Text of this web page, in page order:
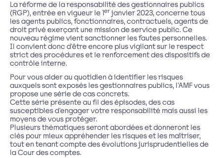
La réforme de la responsabilité des gestionnaires publics
(RGP), entrée en vigueur le 1er janvier 2023, concerne tous
les agents publics, fonctionnaires, contractuels, agents de
droit privé exerçant une mission de service public. Ce
nouveau régime vient sanctionner les fautes personnelles.
Il convient donc d’être encore plus vigilant sur le respect
strict des procédures et le renforcement des dispositifs de
contrôle interne.
Pour vous aider au quotidien à identifier les risques
auxquels sont exposés les gestionnaires publics, l’AMF vous
propose une série de cas concrets.
Cette série présente au fil des épisodes, des cas
susceptibles d’engager votre responsabilité mais aussi les
moyens de vous protéger.
Plusieurs thématiques seront abordées et donneront les
clés pour mieux appréhender les risques et les maîtriser,
tout en tenant compte des évolutions jurisprudentielles de
la Cour des comptes.